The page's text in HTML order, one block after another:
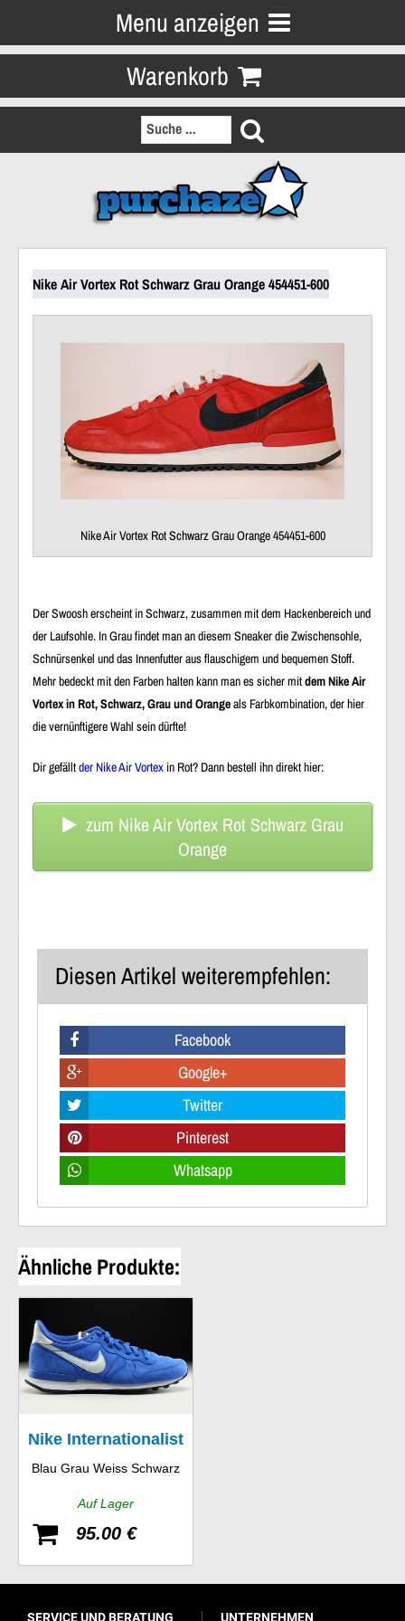
Menu anzeigen
Warenkorb
Nike Air Vortex Rot Schwarz Grau Orange 454451-600
Nike Air Vortex Rot Schwarz Grau Orange 454451-600
Der Swoosh erscheint in Schwarz, zusammen mit dem Hackenbereich und
der Laufsohle. In Grau findet man an diesem Sneaker die Zwischensohle,
Schnürsenkel und das Innenfutter aus flauschigem und bequemen Stoff.
Mehr bedeckt mit den Farben halten kann man es sicher mitdem Nike Air
Vortex in Rot, Schwarz, Grau und Orangeals Farbkombination, der hier
die vernünftigere Wahl sein dürfte!
Dir gefälltder Nike Air Vortex in Rot? Dann bestell ihn direkt hier:
zum Nike Air Vortex Rot Schwarz Grau
Orange
Diesen Artikel weiterempfehlen:
Facebook
Google+
Twitter
Pinterest
Whatsapp
Ähnliche Produkte:
Nike Internationalist
Leather
Blau Grau Weiss Schwarz
Auf Lager
95.00 €
SERVICE UND BERATUNG UNTERNEHMEN